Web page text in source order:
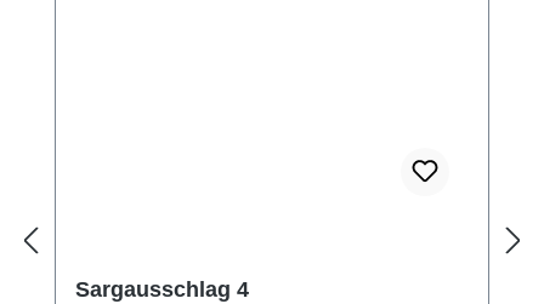
Sargausschlag 4